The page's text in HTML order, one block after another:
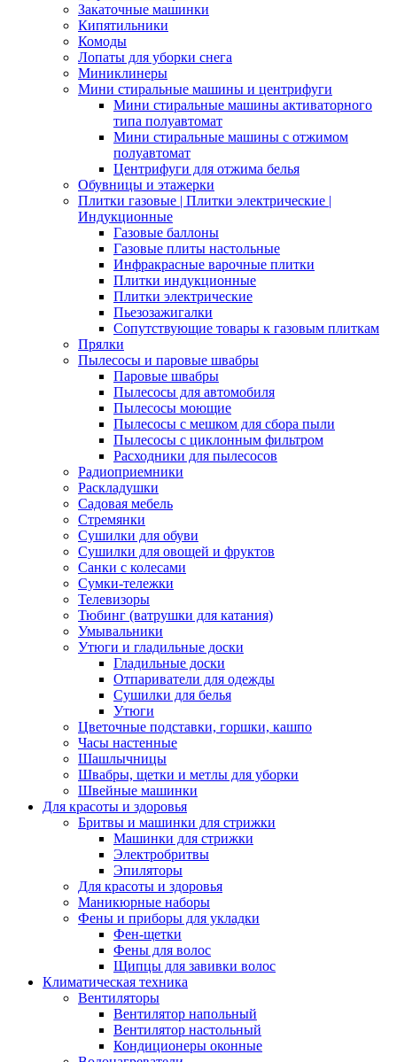
Закаточные машинки
Кипятильники
Комоды
Лопаты для уборки снега
Миниклинеры
Мини стиральные машины и центрифуги
Мини стиральные машины активаторного
типа полуавтомат
Мини стиральные машины с отжимом
полуавтомат
Центрифуги для отжима белья
Обувницы и этажерки
Плитки газовые | Плитки электрические |
Индукционные
Газовые баллоны
Газовые плиты настольные
Инфракрасные варочные плитки
Плитки индукционные
Плитки электрические
Пьезозажигалки
Сопутствующие товары к газовым плиткам
Прялки
Пылесосы и паровые швабры
Паровые швабры
Пылесосы для автомобиля
Пылесосы моющие
Пылесосы с мешком для сбора пыли
Пылесосы с циклонным фильтром
Расходники для пылесосов
Радиоприемники
Раскладушки
Садовая мебель
Стремянки
Сушилки для обуви
Сушилки для овощей и фруктов
Санки с колесами
Сумки-тележки
Телевизоры
Тюбинг (ватрушки для катания)
Умывальники
Утюги и гладильные доски
Гладильные доски
Отпариватели для одежды
Сушилки для белья
Утюги
Цветочные подставки, горшки, кашпо
Часы настенные
Шашлычницы
Швабры, щетки и метлы для уборки
Швейные машинки
Для красоты и здоровья
Бритвы и машинки для стрижки
Машинки для стрижки
Электробритвы
Эпиляторы
Для красоты и здоровья
Маникюрные наборы
Фены и приборы для укладки
Фен-щетки
Фены для волос
Щипцы для завивки волос
Климатическая техника
Вентиляторы
Вентилятор напольный
Вентилятор настольный
Кондиционеры оконные